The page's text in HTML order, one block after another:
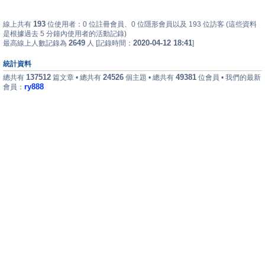
線上共有 193 位使用者：0 位註冊會員、0 位隱形會員以及 193 位訪客 (這些資料
是根據過去 5 分鐘內使用者的活動記錄)
最高線上人數記錄為 2649 人 [記錄時間： 2020-04-12 18:41]
統計資料
總共有 137512 篇文章 • 總共有 24526 個主題 • 總共有 49381 位會員 • 我們的最新
會員： ry888